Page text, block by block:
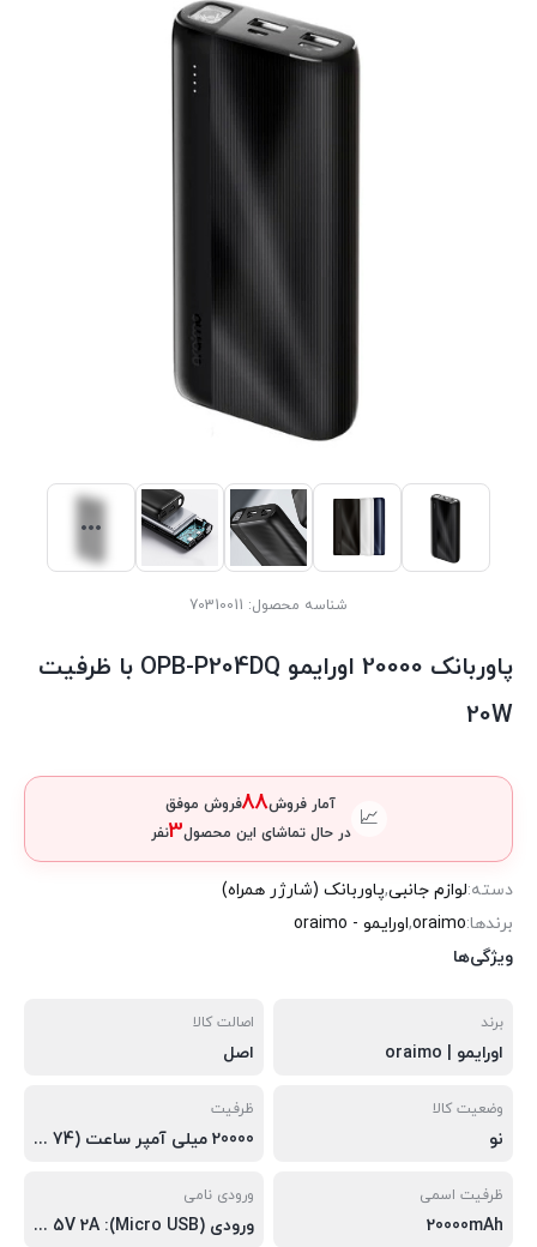
شناسه محصول: 70310011
پاوربانک 20000 اورایمو OPB-P204DQ با ظرفیت
20W
📈
آمار فروش88فروش موفق
در حال تماشای این محصول3نفر
دسته:لوازم جانبی,پاوربانک (شارژر همراه)
برندها:oraimo
,اورایمو - oraimo
ویژگی‌ها
برند
اورایمو | oraimo
اصالت کالا
اصل
وضعیت کالا
نو
ظرفیت
20000 میلی آمپر ساعت (74 وات ساعت)
ظرفیت اسمی
20000mAh
ورودی نامی
ورودی (Micro USB): 5V 2A ورودی (نوع C): 5 ولت 2 آمپر